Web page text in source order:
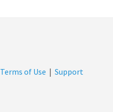
Terms of Use | Support